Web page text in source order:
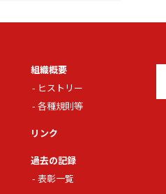
組織概要
ヒストリー
各種規則等
リンク
過去の記録
表彰一覧